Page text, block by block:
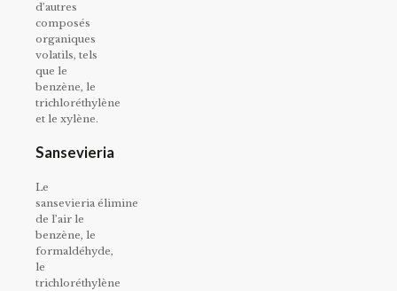
d’autres
composés
organiques
volatils, tels
que le
benzène, le
trichloréthylène
et le xylène.
Sansevieria
Le
sansevieria élimine
de l’air le
benzène, le
formaldéhyde,
le
trichloréthylène